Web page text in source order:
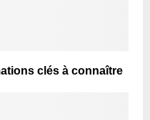
clés à connaître